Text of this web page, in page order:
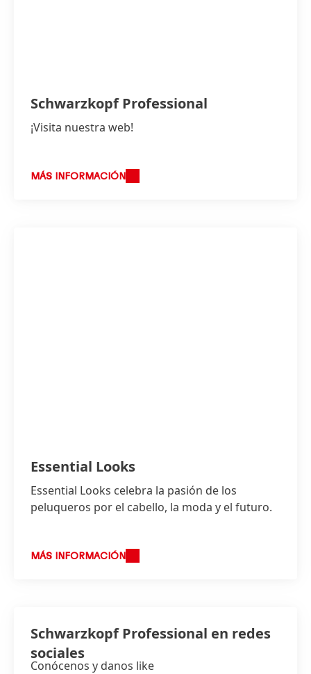
Schwarzkopf Professional
¡Visita nuestra web!
MÁS INFORMACIÓN
Essential Looks
Essential Looks celebra la pasión de los
peluqueros por el cabello, la moda y el futuro.
MÁS INFORMACIÓN
Schwarzkopf Professional en redes
sociales
Conócenos y danos like